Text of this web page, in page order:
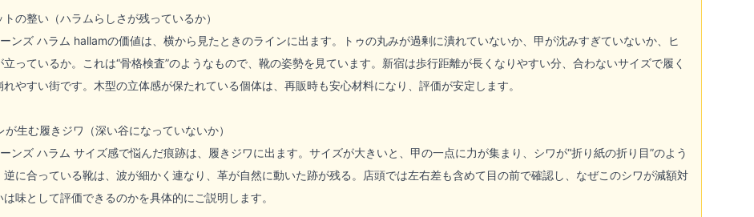
の整い（ハラムらしさが残っているか）
ンズ ハラム hallamの価値は、横から見たときのラインに出ます。トゥの丸みが過剰に潰れていないか、甲が沈みすぎていないか、ヒ
っているか。これは“骨格検査”のようなもので、靴の姿勢を見ています。新宿は歩行距離が長くなりやすい分、合わないサイズで履く
れやすい街です。木型の立体感が保たれている個体は、再販時も安心材料になり、評価が安定します。
生む履きジワ（深い谷になっていないか）
ンズ ハラム サイズ感で悩んだ痕跡は、履きジワに出ます。サイズが大きいと、甲の一点に力が集まり、シワが“折り紙の折り目”のよう
逆に合っている靴は、波が細かく連なり、革が自然に動いた跡が残る。店頭では左右差も含めて目の前で確認し、なぜこのシワが減額対
味として評価できるのかを具体的にご説明します。